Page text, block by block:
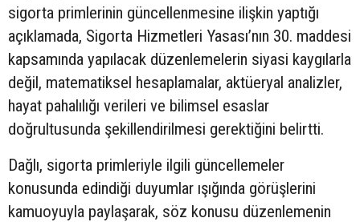
sigorta primlerinin güncellenmesine ilişkin yaptığı
açıklamada, Sigorta Hizmetleri Yasası’nın 30. maddesi
kapsamında yapılacak düzenlemelerin siyasi kaygılarla
değil, matematiksel hesaplamalar, aktüeryal analizler,
hayat pahalılığı verileri ve bilimsel esaslar
doğrultusunda şekillendirilmesi gerektiğini belirtti.
Dağlı, sigorta primleriyle ilgili güncellemeler
konusunda edindiği duyumlar ışığında görüşlerini
kamuoyuyla paylaşarak, söz konusu düzenlemenin